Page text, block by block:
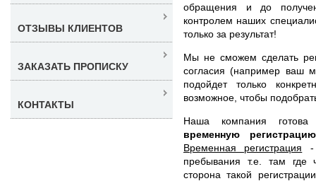
обращения и до
контролем наших
только за результат!
Мы не сможем сделать
согласия (например ваш
подойдет только
возможное, чтобы
Наша компания
временную
Временная регистрация -
пребывания т.е. там где
сторона такой
ОТЗЫВЫ КЛИЕНТОВ
ЗАКАЗАТЬ ПРОПИСКУ
КОНТАКТЫ